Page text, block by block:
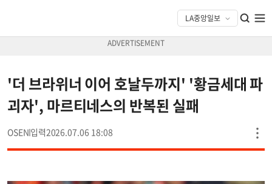
'더 브라위너 이어 호날두까지' '황금세대 파
괴자', 마르티네스의 반복된 실패
OSEN 2026.07.06 18:08